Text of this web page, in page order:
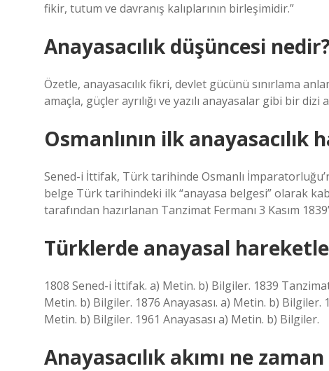
fikir, tutum ve davranış kalıplarının birleşimidir.”
Anayasacılık düşüncesi
Özetle, anayasacılık fikri, devlet gücünü sınırlama
amaçla, güçler ayrılığı ve yazılı anayasalar gibi bir dizi
Osmanlının ilk anayasacılık
Sened-i İttifak, Türk tarihinde Osmanlı
belge Türk tarihindeki ilk “anayasa belgesi” olarak
tarafından hazırlanan Tanzimat Fermanı 3 Kasım
Türklerde anayasal
1808 Sened-i İttifak. a) Metin. b) Bilgiler. 1839
Metin. b) Bilgiler. 1876 Anayasası. a) Metin. b) Bilgiler.
Metin. b) Bilgiler. 1961 Anayasası a) Metin. b) Bilgiler.
Anayasacılık akımı ne